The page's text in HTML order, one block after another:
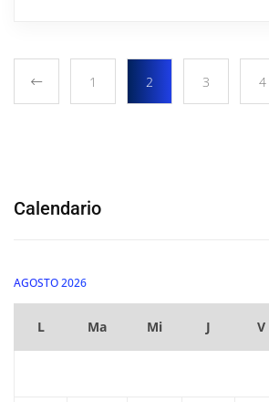
1 2 3 4
Calendario
AGOSTO 2026
L Ma Mi J V